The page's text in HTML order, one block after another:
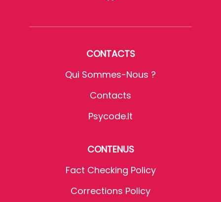
CONTACTS
Qui Sommes-Nous ?
Contacts
Psycode.it
CONTENUS
Fact Checking Policy
Corrections Policy